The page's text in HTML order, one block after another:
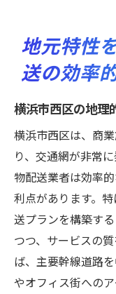
地元特性
送の効率
横浜市西区の地理
横浜市西区は、商
り、交通網が非常
物配送業者は効率
利点があります。
送プランを構築す
つつ、サービスの
ば、主要幹線道路
やオフィス街への